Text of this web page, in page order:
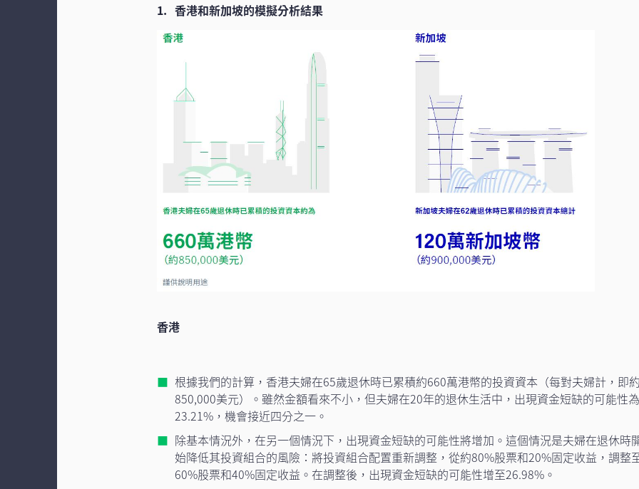
香港和新加坡的模擬分析結果
香港
根據我們的計算，香港夫婦在65歲退休時已累積約660萬港幣的投資資本（每對夫婦計，即
850,000美元）。雖然金額看來不小，但夫婦在20年的退休生活中，出現資金短缺的可能性
23.21%，機會接近四分之一。
除基本情況外，在另一個情況下，出現資金短缺的可能性將增加。這個情況是夫婦在退休時
始降低其投資組合的風險：將投資組合配置重新調整，從約80%股票和20%固定收益，調整
60%股票和40%固定收益。在調整後，出現資金短缺的可能性增至26.98%。